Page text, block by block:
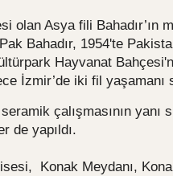
olan Asya fili Bahadır’ın
Bahadır, 1954'te
Hayvanat
İzmir’de iki fil yaşamanı
çalışmasının yanı
de yapıldı.
Konak Meydanı,